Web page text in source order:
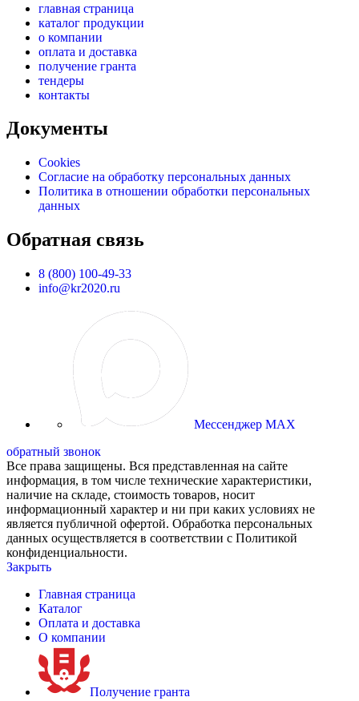
главная страница
каталог продукции
о компании
оплата и доставка
получение гранта
тендеры
контакты
Документы
Cookies
Согласие на обработку персональных данных
Политика в отношении обработки персональных
данных
Обратная связь
8 (800) 100-49-33
info@kr2020.ru
Мессенджер MAX
обратный звонок
Все права защищены. Вся представленная на сайте
информация, в том числе технические характеристики,
наличие на складе, стоимость товаров, носит
информационный характер и ни при каких условиях не
является публичной офертой. Обработка персональных
данных осуществляется в соответствии с Политикой
конфиденциальности.
Закрыть
Главная страница
Каталог
Оплата и доставка
О компании
Получение гранта